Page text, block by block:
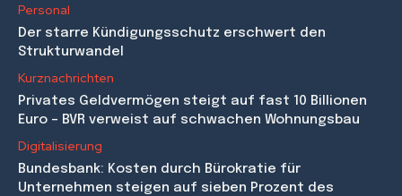
Personal
Der starre Kündigungsschutz erschwert den
Strukturwandel
Kurznachrichten
Privates Geldvermögen steigt auf fast 10 Billionen
Euro – BVR verweist auf schwachen Wohnungsbau
Digitalisierung
Bundesbank: Kosten durch Bürokratie für
Unternehmen steigen auf sieben Prozent des